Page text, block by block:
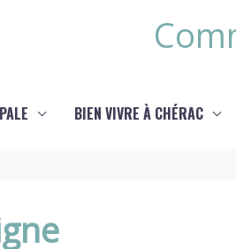
BIEN VIVRE À CHÉRAC